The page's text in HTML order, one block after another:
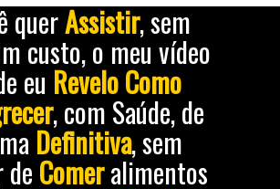
querAssistir, sem
custo, o meu vídeo
eu Revelo Como
, com Saúde, de
Definitiva, sem
de Comeralimentos